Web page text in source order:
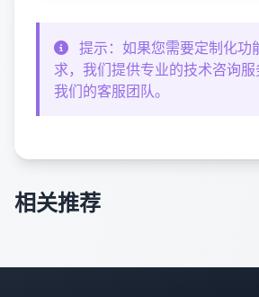
提示：如果您需要定制化功
求，我们提供专业的技术咨询
我们的客服团队。
相关推荐